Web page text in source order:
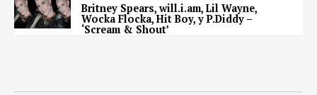
Britney Spears, will.i.am, Lil Wayne,
Wocka Flocka, Hit Boy, y P.Diddy –
‘Scream & Shout’